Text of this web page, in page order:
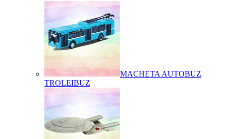
MACHETA AUTOBUZ
TROLEIBUZ